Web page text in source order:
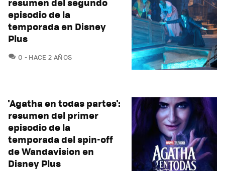
episodio de la
temporada en Disney
Plus
0 COMENTARIOS
HACE 2 AÑOS
'Agatha en todas partes':
resumen del primer
episodio de la
temporada del spin-off
de Wandavision en
Disney Plus